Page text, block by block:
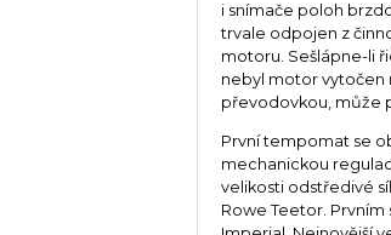
i snímače poloh
trvale odpojen z
motoru. Sešlápne-li
nebyl motor vytočen
převodovkou, může
První tempomat se
mechanickou
velikosti odstředivé
Rowe Teetor.